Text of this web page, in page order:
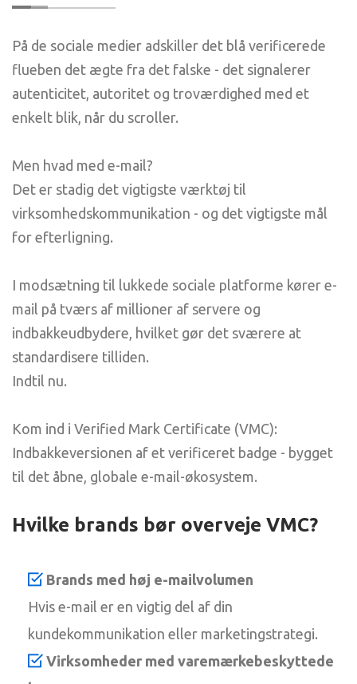
På de sociale medier adskiller det blå verificerede
flueben det ægte fra det falske - det signalerer
autenticitet, autoritet og troværdighed med et
enkelt blik, når du scroller.
Men hvad med e-mail?
Det er stadig det vigtigste værktøj til
virksomhedskommunikation - og det vigtigste mål
for efterligning.
I modsætning til lukkede sociale platforme kører e-
mail på tværs af millioner af servere og
indbakkeudbydere, hvilket gør det sværere at
standardisere tilliden.
Indtil nu.
Kom ind i Verified Mark Certificate (VMC):
Indbakkeversionen af et verificeret badge - bygget
til det åbne, globale e-mail-økosystem.
Hvilke brands bør overveje VMC?
Brands med høj e-mailvolumen
Hvis e-mail er en vigtig del af din
kundekommunikation eller marketingstrategi.
Virksomheder med varemærkebeskyttede